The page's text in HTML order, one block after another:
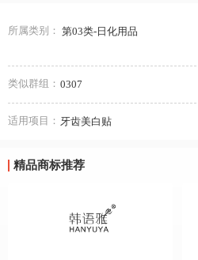
所属类别： 第03类-日化用品
类似群组： 0307
适用项目： 牙齿美白贴
精品商标推荐